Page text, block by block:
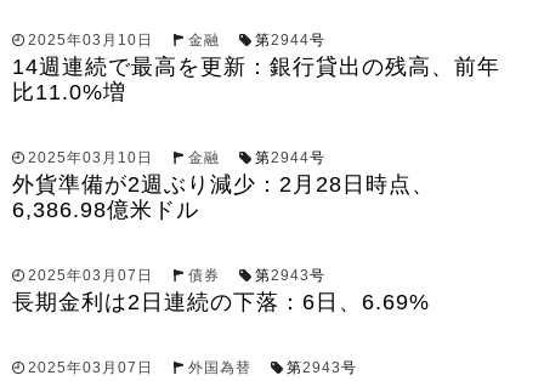
2025年03月10日 金融 第2944号
14週連続で最高を更新：銀行貸出の残高、前年
比11.0%増
2025年03月10日 金融 第2944号
外貨準備が2週ぶり減少：2月28日時点、
6,386.98億米ドル
2025年03月07日 債券 第2943号
長期金利は2日連続の下落：6日、6.69%
2025年03月07日 外国為替 第2943号